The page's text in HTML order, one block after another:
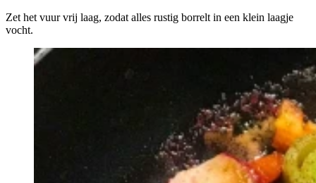
Zet het vuur vrij laag, zodat alles rustig borrelt in een klein laagje
vocht.